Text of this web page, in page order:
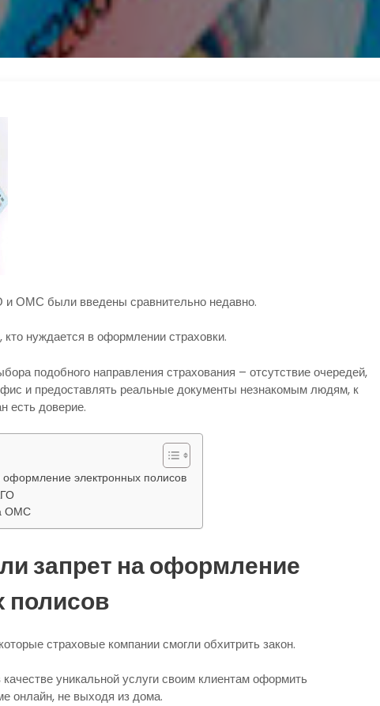
ОМС были введены сравнительно недавно.
нуждается в оформлении страховки.
подобного направления страхования – отсутствие очередей,
и предоставлять реальные документы незнакомым людям, к
есть доверие.
электронных полисов
ОМС
запрет на оформление
полисов
страховые компании смогли обхитрить закон.
уникальной услуги своим клиентам оформить
онлайн, не выходя из дома.